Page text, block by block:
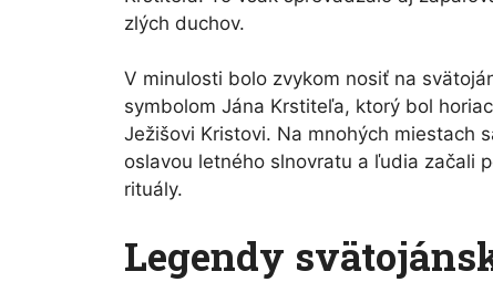
zlých duchov.
V minulosti bolo zvykom nosiť na
symbolom Jána Krstiteľa, ktorý bol
Ježišovi Kristovi. Na mnohých miestach
oslavou letného slnovratu a ľudia začali
rituály.
Legendy